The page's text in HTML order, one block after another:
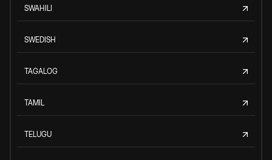
SWAHILI
SWEDISH
TAGALOG
TAMIL
TELUGU